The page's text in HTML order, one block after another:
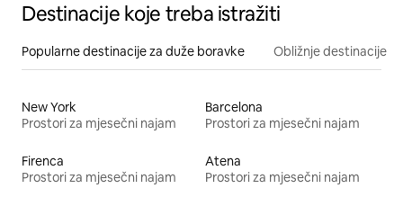
Destinacije koje treba istražiti
Popularne destinacije za duže boravke Obližnje destinacije
New York
Prostori za mjesečni najam
Barcelona
Prostori za mjesečni najam
Firenca
Prostori za mjesečni najam
Atena
Prostori za mjesečni najam